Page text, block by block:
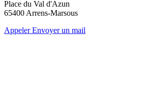
Place du Val d'Azun
65400 Arrens-Marsous
AppelerEnvoyer un mail